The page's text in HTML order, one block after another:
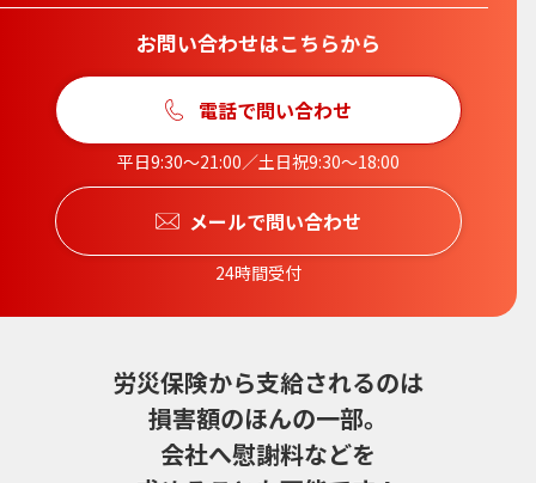
お問い合わせはこちらから
電話で問い合わせ
平日9:30〜21:00／土日祝9:30〜18:00
メールで問い合わせ
24時間受付
労災保険から支給されるのは
損害額のほんの一部。
会社へ慰謝料などを